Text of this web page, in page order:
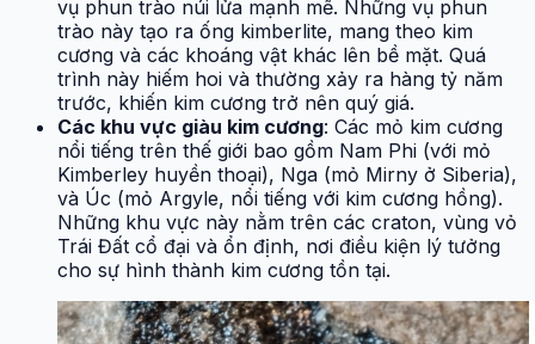
vụ phun trào núi lửa mạnh mẽ. Những vụ phun
trào này tạo ra ống kimberlite, mang theo kim
cương và các khoáng vật khác lên bề mặt. Quá
trình này hiếm hoi và thường xảy ra hàng tỷ năm
trước, khiến kim cương trở nên quý giá.
Các khu vực giàu kim cương: Các mỏ kim cương
nổi tiếng trên thế giới bao gồm Nam Phi (với mỏ
Kimberley huyền thoại), Nga (mỏ Mirny ở Siberia),
và Úc (mỏ Argyle, nổi tiếng với kim cương hồng).
Những khu vực này nằm trên các craton, vùng vỏ
Trái Đất cổ đại và ổn định, nơi điều kiện lý tưởng
cho sự hình thành kim cương tồn tại.